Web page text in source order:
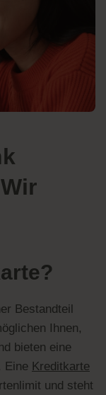
Bestandteil
Ihnen,
bieten eine
Eine Kreditkarte
und steht